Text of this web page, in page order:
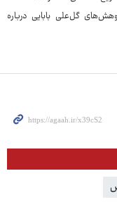
گل‌علی بابایی درباره